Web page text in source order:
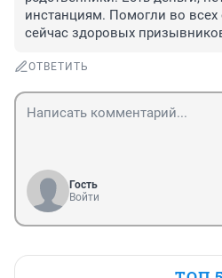
инстанциям. Помогли во всех
сейчас здоровых
ОТВЕТИТЬ
Гость
Войти